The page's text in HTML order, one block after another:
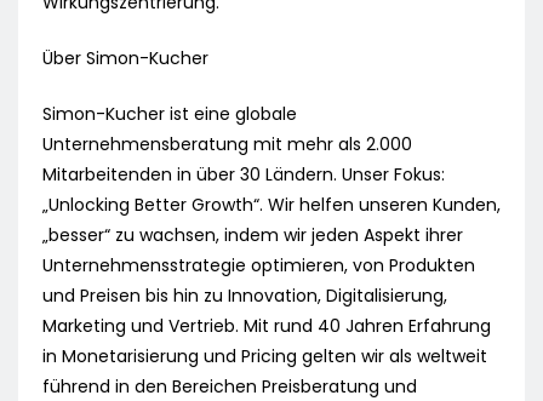
Über Simon-Kucher
Simon-Kucher ist eine globale
Unternehmensberatung mit mehr als 2.000
Mitarbeitenden in über 30 Ländern. Unser Fokus:
„Unlocking Better Growth“. Wir helfen unseren Kunden,
„besser“ zu wachsen, indem wir jeden Aspekt ihrer
Unternehmensstrategie optimieren, von Produkten
und Preisen bis hin zu Innovation, Digitalisierung,
Marketing und Vertrieb. Mit rund 40 Jahren Erfahrung
in Monetarisierung und Pricing gelten wir als weltweit
führend in den Bereichen Preisberatung und